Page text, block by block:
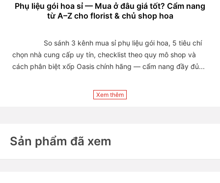
Phụ liệu gói hoa sỉ — Mua ở đâu giá tốt? Cẩm nang
từ A–Z cho florist & chủ shop hoa
chọn nhà cung cấp uy tín, checklist theo quy mô shop và
cách phân biệt xốp Oasis chính hãng — cẩm nang đầy đủ...
Xem thêm
Sản phẩm đã xem